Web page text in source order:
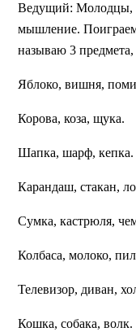
Ведущий: Молодцы,
мышление.
называю 3
Яблоко, вишня,
Корова, коза, щука.
Шапка, шарф, кепка.
Карандаш, стакан,
Сумка, кастрюля,
Колбаса, молоко,
Телевизор, диван,
Кошка, собака, волк.